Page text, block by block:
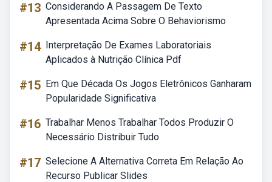
#13 Considerando A Passagem De Texto
Apresentada Acima Sobre O Behaviorismo
#14 Interpretação De Exames Laboratoriais
Aplicados à Nutrição Clínica Pdf
#15 Em Que Década Os Jogos Eletrônicos Ganharam
Popularidade Significativa
#16 Trabalhar Menos Trabalhar Todos Produzir O
Necessário Distribuir Tudo
#17 Selecione A Alternativa Correta Em Relação Ao
Recurso Publicar Slides